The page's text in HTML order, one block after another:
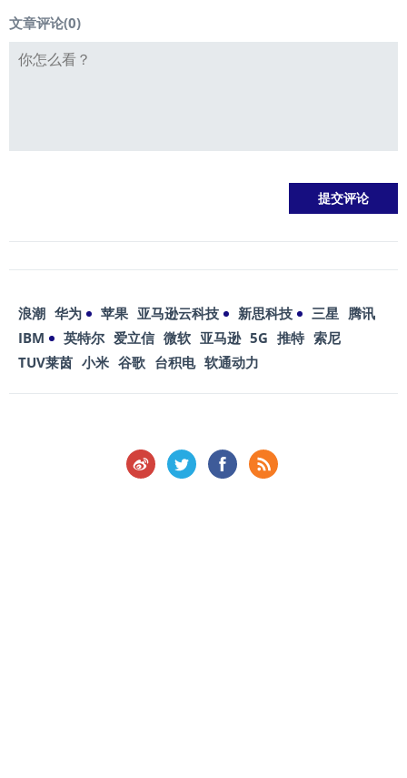
文章评论(0)
浪潮 华为 苹果 亚马逊云科技 新思科技 三星 腾讯
IBM
英特尔 爱立信 微软 亚马逊 5G 推特 索尼
TUV莱茵 小米 谷歌 台积电 软通动力